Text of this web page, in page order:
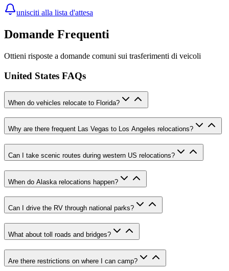
unisciti alla lista d'attesa
Domande Frequenti
Ottieni risposte a domande comuni sui trasferimenti di veicoli
United States FAQs
When do vehicles relocate to Florida?
Why are there frequent Las Vegas to Los Angeles relocations?
Can I take scenic routes during western US relocations?
When do Alaska relocations happen?
Can I drive the RV through national parks?
What about toll roads and bridges?
Are there restrictions on where I can camp?